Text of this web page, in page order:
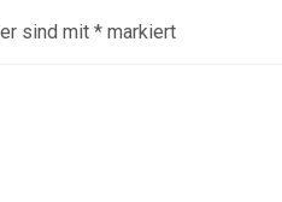
sind mit * markiert